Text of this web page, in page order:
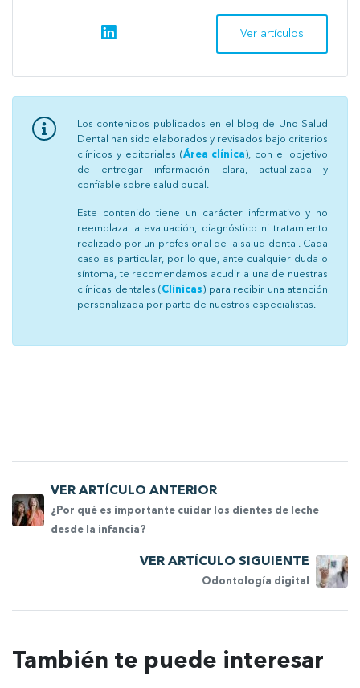
Ver artículos
Los contenidos publicados en el blog de Uno Salud
Dental han sido elaborados y revisados bajo criterios
clínicos y editoriales (Área clínica ), con el objetivo
de entregar información clara, actualizada y
confiable sobre salud bucal.
Este contenido tiene un carácter informativo y no
reemplaza la evaluación, diagnóstico ni tratamiento
realizado por un profesional de la salud dental. Cada
caso es particular, por lo que, ante cualquier duda o
síntoma, te recomendamos acudir a una de nuestras
clínicas dentales ( Clínicas ) para recibir una atención
personalizada por parte de nuestros especialistas.
VER ARTÍCULO ANTERIOR
¿Por qué es importante cuidar los dientes de leche
desde la infancia?
VER ARTÍCULO SIGUIENTE
Odontología digital
También te puede interesar